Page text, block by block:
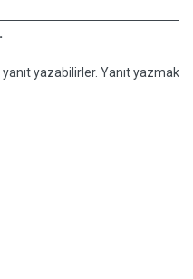
yanıt yazabilirler. Yanıt yazmak